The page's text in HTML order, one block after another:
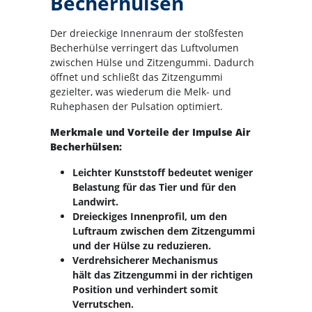
Der dreieckige Innenraum der stoßfesten
Becherhülse verringert das Luftvolumen
zwischen Hülse und Zitzengummi. Dadurch
öffnet und schließt das Zitzengummi
gezielter, was wiederum die Melk- und
Ruhephasen der Pulsation optimiert.
Merkmale und Vorteile der Impulse Air
Becherhülsen:
Leichter Kunststoff bedeutet weniger
Belastung für das Tier und für den
Landwirt.
Dreieckiges Innenprofil, um den
Luftraum zwischen dem Zitzengummi
und der Hülse zu reduzieren.
Verdrehsicherer Mechanismus
hält das Zitzengummi in der richtigen
Position und verhindert somit
Verrutschen.